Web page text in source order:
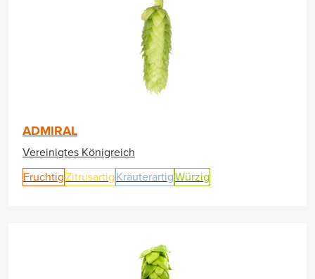
ADMIRAL
Vereinigtes Königreich
FruchtigZitrusartig KräuterartigWürzig